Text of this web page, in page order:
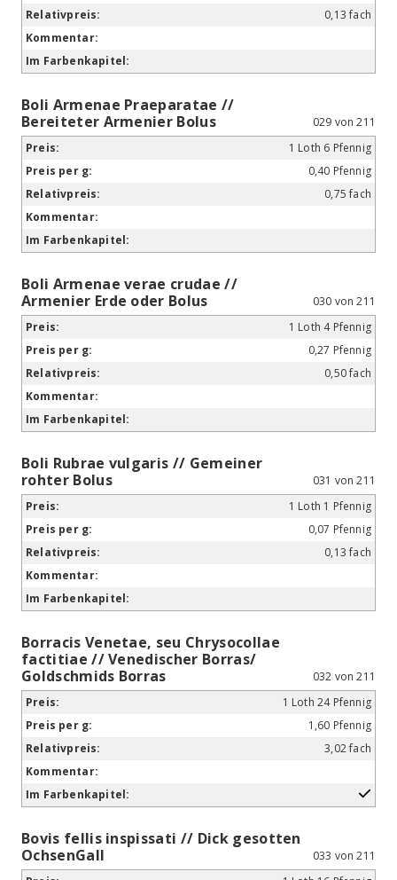
0,13 fach
Boli Armenae Praeparatae //
Bereiteter Armenier Bolus
029 von 211
1 Loth 6 Pfennig
0,40 Pfennig
0,75 fach
Boli Armenae verae crudae //
Armenier Erde oder Bolus
030 von 211
1 Loth 4 Pfennig
0,27 Pfennig
0,50 fach
Boli Rubrae vulgaris // Gemeiner
rohter Bolus
031 von 211
1 Loth 1 Pfennig
0,07 Pfennig
0,13 fach
Borracis Venetae, seu Chrysocollae
factitiae // Venedischer Borras/
Goldschmids Borras
032 von 211
1 Loth 24 Pfennig
1,60 Pfennig
3,02 fach
Bovis fellis inspissati // Dick gesotten
OchsenGall
033 von 211